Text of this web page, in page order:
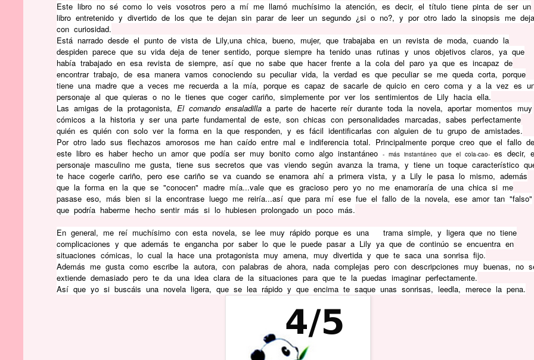
Este libro no sé como lo veis vosotros pero a mí me llamó muchísimo la atención, es decir, el título tiene pinta de ser un
libro entretenido y divertido de los que te dejan sin parar de leer un segundo ¿si o no?, y por otro lado la sinopsis me deja
con curiosidad.
Está narrado desde el punto de vista de Lily,una chica, bueno, mujer, que trabajaba en un revista de moda, cuando la
despiden parece que su vida deja de tener sentido, porque siempre ha tenido unas rutinas y unos objetivos claros, ya que
había trabajado en esa revista de siempre, así que no sabe que hacer frente a la cola del paro ya que es incapaz de
encontrar trabajo, de esa manera vamos conociendo su peculiar vida, la verdad es que peculiar se me queda corta, porque
tiene una madre que a veces me recuerda a la mía, porque es capaz de sacarle de quicio en cero coma y a la vez es
personaje al que quieras o no le tienes que coger cariño, simplemente por ver los sentimientos de Lily hacia ella.
Las amigas de la protagonista, El comando ensaladilla a parte de hacerte reír durante toda la novela, aportar momentos muy
cómicos a la historia y ser una parte fundamental de este, son chicas con personalidades marcadas, sabes perfectamente
quién es quién con solo ver la forma en la que responden, y es fácil identificarlas con alguien de tu grupo de amistades.
Por otro lado sus flechazos amorosos me han caído entre mal e indiferencia total. Principalmente porque creo que el fallo de
este libro es haber hecho un amor que podía ser muy bonito como algo instantáneo - más instantáneo que el cola-cao- es decir,
personaje masculino me gusta, tiene sus secretos que vas viendo según avanza la trama, y tiene un toque característico
te hace cogerle cariño, pero ese cariño se va cuando se enamora ahí a primera vista, y a Lily le pasa lo mismo, además
que la forma en la que se "conocen" madre mía...vale que es gracioso pero yo no me enamoraría de una chica si me
pasase eso, más bien si la encontrase luego me reiría...así que para mí ese fue el fallo de la novela, ese amor tan "falso"
que podría haberme hecho sentir más si lo hubiesen prolongado un poco más.
En general, me reí muchísimo con esta novela, se lee muy rápido porque es una trama simple, y ligera que no tiene
complicaciones y que además te engancha por saber lo que le puede pasar a Lily ya que de continúo se encuentra en
situaciones cómicas, lo cual la hace una protagonista muy amena, muy divertida y que te saca una sonrisa fijo.
Además me gusta como escribe la autora, con palabras de ahora, nada complejas pero con descripciones muy buenas, no
extiende demasiado pero te da una idea clara de la situaciones para que te la puedas imaginar perfectamente.
Así que yo si buscáis una novela ligera, que se lea rápido y que encima te saque unas sonrisas, leedla, merece la pena.